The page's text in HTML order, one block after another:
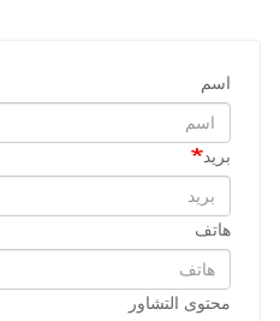
اسم
بريد
هاتف
محتوى التشاور